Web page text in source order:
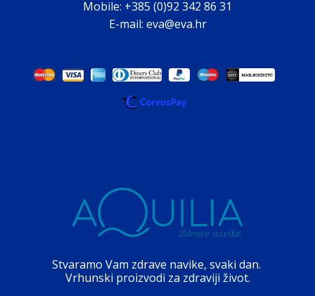
Mobile: +385 (0)92 342 86 31
E-mail: eva@eva.hr
Stvaramo Vam zdrave navike, svaki dan.
Vrhunski proizvodi za zdraviji život.